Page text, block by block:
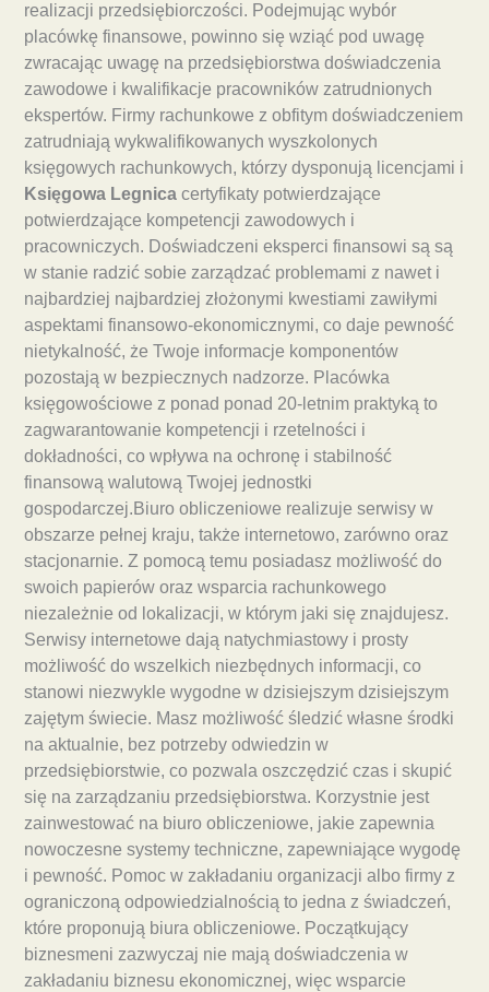
realizacji przedsiębiorczości. Podejmując wybór
placówkę finansowe, powinno się wziąć pod uwagę
zwracając uwagę na przedsiębiorstwa doświadczenia
zawodowe i kwalifikacje pracowników zatrudnionych
ekspertów. Firmy rachunkowe z obfitym doświadczeniem
zatrudniają wykwalifikowanych wyszkolonych
księgowych rachunkowych, którzy dysponują licencjami i
Księgowa Legnica certyfikaty potwierdzające
potwierdzające kompetencji zawodowych i
pracowniczych. Doświadczeni eksperci finansowi są są
w stanie radzić sobie zarządzać problemami z nawet i
najbardziej najbardziej złożonymi kwestiami zawiłymi
aspektami finansowo-ekonomicznymi, co daje pewność
nietykalność, że Twoje informacje komponentów
pozostają w bezpiecznych nadzorze. Placówka
księgowościowe z ponad ponad 20-letnim praktyką to
zagwarantowanie kompetencji i rzetelności i
dokładności, co wpływa na ochronę i stabilność
finansową walutową Twojej jednostki
gospodarczej.Biuro obliczeniowe realizuje serwisy w
obszarze pełnej kraju, także internetowo, zarówno oraz
stacjonarnie. Z pomocą temu posiadasz możliwość do
swoich papierów oraz wsparcia rachunkowego
niezależnie od lokalizacji, w którym jaki się znajdujesz.
Serwisy internetowe dają natychmiastowy i prosty
możliwość do wszelkich niezbędnych informacji, co
stanowi niezwykle wygodne w dzisiejszym dzisiejszym
zajętym świecie. Masz możliwość śledzić własne środki
na aktualnie, bez potrzeby odwiedzin w
przedsiębiorstwie, co pozwala oszczędzić czas i skupić
się na zarządzaniu przedsiębiorstwa. Korzystnie jest
zainwestować na biuro obliczeniowe, jakie zapewnia
nowoczesne systemy techniczne, zapewniające wygodę
i pewność. Pomoc w zakładaniu organizacji albo firmy z
ograniczoną odpowiedzialnością to jedna z świadczeń,
które proponują biura obliczeniowe. Początkujący
biznesmeni zazwyczaj nie mają doświadczenia w
zakładaniu biznesu ekonomicznej, więc wsparcie